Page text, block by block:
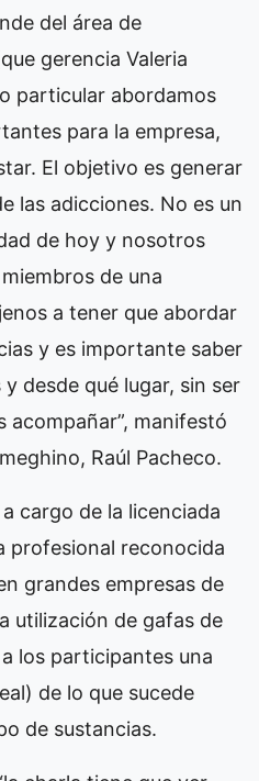
del área de
gerencia Valeria
particular abordamos
para la empresa,
El objetivo es generar
las adicciones. No es un
de hoy y nosotros
de una
a tener que abordar
y es importante saber
desde qué lugar, sin ser
acompañar”, manifestó
Raúl Pacheco.
cargo de la licenciada
profesional reconocida
grandes empresas de
utilización de gafas de
los participantes una
de lo que sucede
de sustancias.